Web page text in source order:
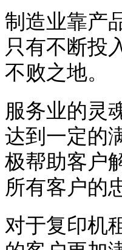
制造业靠产
只有不断投
不败之地。
服务业的灵
达到一定的
极帮助客户
所有客户的
对于复印机